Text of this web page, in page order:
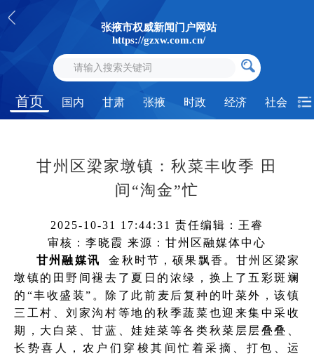
张掖市权威新闻门户网站
https://gzxw.com.cn/
首页 国内 甘肃 张掖 时政 经济 社会
甘州区梁家墩镇：秋菜丰收季 田
间“淘金”忙
2025-10-31 17:44:31
责任编辑：王睿
审核：李晓霞 来源：甘州区融媒体中心
甘州融媒讯
金秋时节，硕果飘香。甘州区梁家
墩镇的田野间褪去了夏日的浓绿，换上了五彩斑斓
的“丰收盛装”。除了此前麦后复种的叶菜外，该镇
三工村、刘家沟村等地的秋季蔬菜也迎来集中采收
期，大白菜、甘蓝、娃娃菜等各类秋菜层层叠叠、
长势喜人，农户们穿梭其间忙着采摘、打包、运